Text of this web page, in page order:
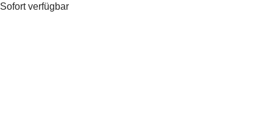
Sofort verfügbar